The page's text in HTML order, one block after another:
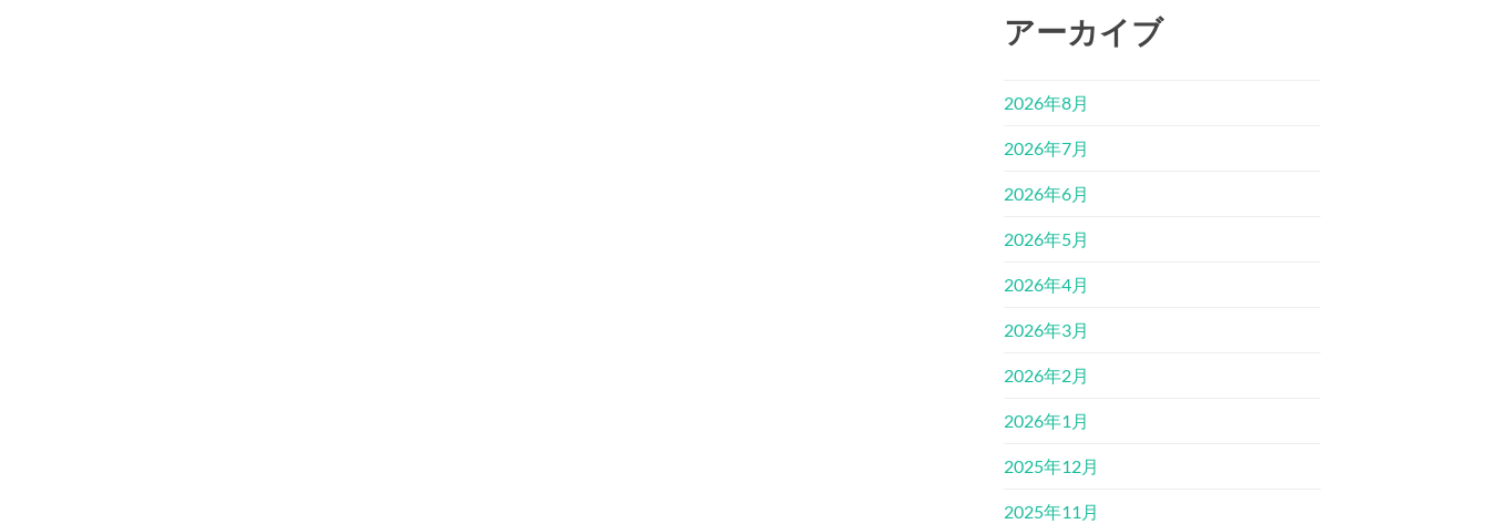
アーカイブ
2026年8月
2026年7月
2026年6月
2026年5月
2026年4月
2026年3月
2026年2月
2026年1月
2025年12月
2025年11月